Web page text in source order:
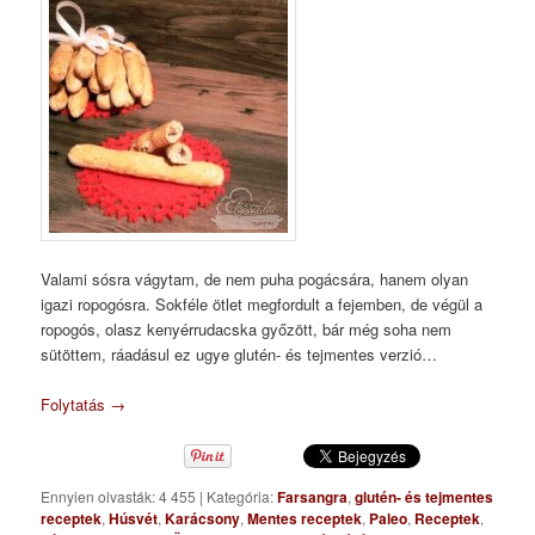
Valami sósra vágytam, de nem puha pogácsára, hanem olyan
igazi ropogósra. Sokféle ötlet megfordult a fejemben, de végül a
ropogós, olasz kenyérrudacska győzött, bár még soha nem
sütöttem, ráadásul ez ugye glutén- és tejmentes verzió…
Folytatás →
Ennyien olvasták: 4 455 | Kategória:Farsangra,glutén- és tejmentes
receptek,Húsvét,Karácsony,Mentes receptek, Paleo, Receptek,